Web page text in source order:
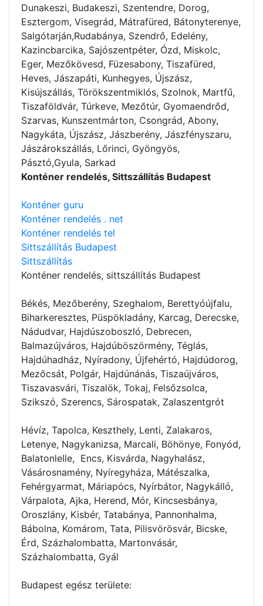
Dunakeszi, Budakeszi, Szentendre, Dorog,
Esztergom, Visegrád, Mátrafüred, Bátonyterenye,
Salgótarján,Rudabánya, Szendrő, Edelény,
Kazincbarcika, Sajószentpéter, Ózd, Miskolc,
Eger, Mezőkövesd, Füzesabony, Tiszafüred,
Heves, Jászapáti, Kunhegyes, Újszász,
Kisújszállás, Törökszentmiklós, Szolnok, Martfű,
Tiszaföldvár, Túrkeve, Mezőtúr, Gyomaendrőd,
Szarvas, Kunszentmárton, Csongrád, Abony,
Nagykáta, Újszász, Jászberény, Jászfényszaru,
Jászárokszállás, Lőrinci, Gyöngyös,
Pásztó,Gyula, Sarkad
Konténer rendelés, Sittszállítás Budapest
Konténer guru
Konténer rendelés . net
Konténer rendelés tel
Sittszállítás Budapest
Sittszállítás
Konténer rendelés, sittszállítás Budapest
Békés, Mezőberény, Szeghalom, Berettyóújfalu,
Biharkeresztes, Püspökladány, Karcag, Derecske,
Nádudvar, Hajdúszoboszló, Debrecen,
Balmazújváros, Hajdúböszörmény, Téglás,
Hajdúhadház, Nyíradony, Újfehértó, Hajdúdorog,
Mezőcsát, Polgár, Hajdúnánás, Tiszaújváros,
Tiszavasvári, Tiszalök, Tokaj, Felsőzsolca,
Szikszó, Szerencs, Sárospatak, Zalaszentgrót
Hévíz, Tapolca, Keszthely, Lenti, Zalakaros,
Letenye, Nagykanizsa, Marcali, Böhönye, Fonyód,
Balatonlelle, Encs, Kisvárda, Nagyhalász,
Vásárosnamény, Nyíregyháza, Mátészalka,
Fehérgyarmat, Máriapócs, Nyírbátor, Nagykálló,
Várpalota, Ajka, Herend, Mór, Kincsesbánya,
Oroszlány, Kisbér, Tatabánya, Pannonhalma,
Bábolna, Komárom, Tata, Pilisvörösvár, Bicske,
Érd, Százhalombatta, Martonvásár,
Százhalombatta, Gyál
Budapest egész területe: